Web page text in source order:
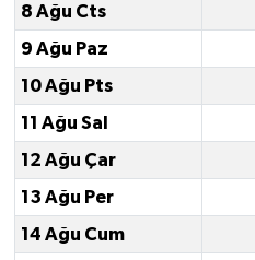
8 Ağu Cts
9 Ağu Paz
10 Ağu Pts
11 Ağu Sal
12 Ağu Çar
13 Ağu Per
14 Ağu Cum